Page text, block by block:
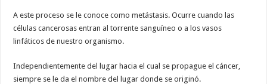
A este proceso se le conoce como metástasis. Ocurre cuando las
células cancerosas entran al torrente sanguíneo o a los vasos
linfáticos de nuestro organismo.
Independientemente del lugar hacia el cual se propague el cáncer,
siempre se le da el nombre del lugar donde se originó.